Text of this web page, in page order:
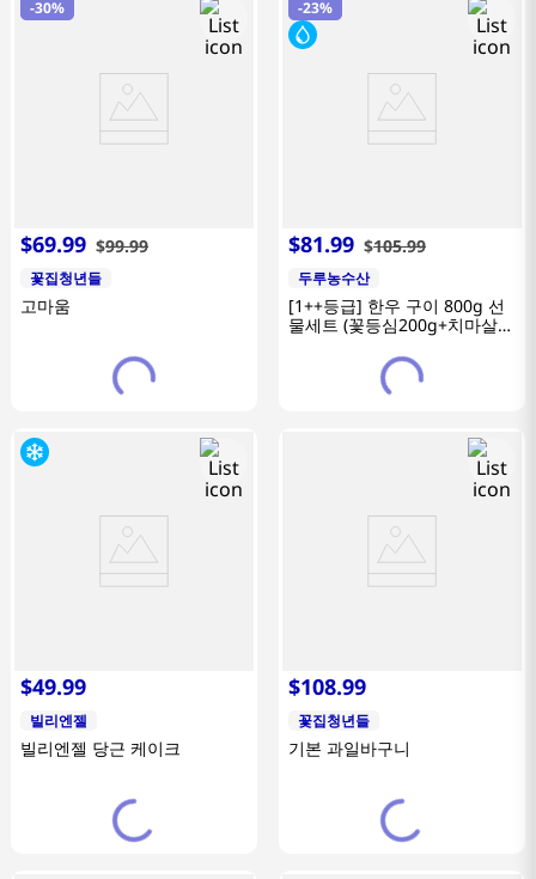
-30%
$69.99 $99.99
꽃집청년들
고마움
-23%
$81.99 $105.99
두루농수산
[1++등급] 한우 구이 800g 선
물세트 (꽃등심200g+치마살
200g+특수부위400g)
$49.99
빌리엔젤
빌리엔젤 당근 케이크
$108.99
꽃집청년들
기본 과일바구니